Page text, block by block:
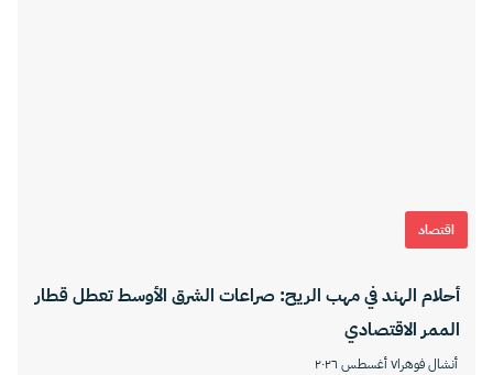
اقتصاد
أحلام الهند في مهب الريح: صراعات الشرق الأوسط تعطل قطار
الممر الاقتصادي
أنشال فوهرا٧ أغسطس ٢٠٢٦